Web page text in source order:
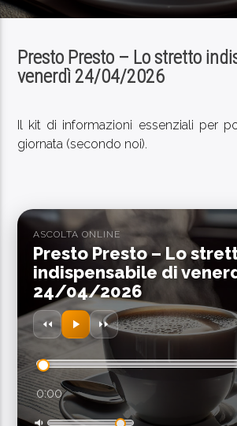
GIA FORD
PROGRAMMA IN ONDA
GIORNALE RADIO
SEGUICI SUI SOCIAL
Contatto Radio
Presto Presto – Lo stretto
venerdì 24/04/2026
Il kit di informazioni essenziali per
giornata (secondo noi).
ASCOLTA ONLINE
Presto Presto – Lo
indispensabile di
24/04/2026
0:00